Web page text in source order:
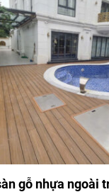
gỗ nhựa ngoài